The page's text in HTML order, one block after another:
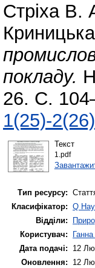
Стріха В.
покладу.
26. С.
1(25)-
Текст
1.pdf
Тип ресурсу:
Класифікатор: Q
Відділи:
Користувач:
Дата подачі:
12
Оновлення:
12